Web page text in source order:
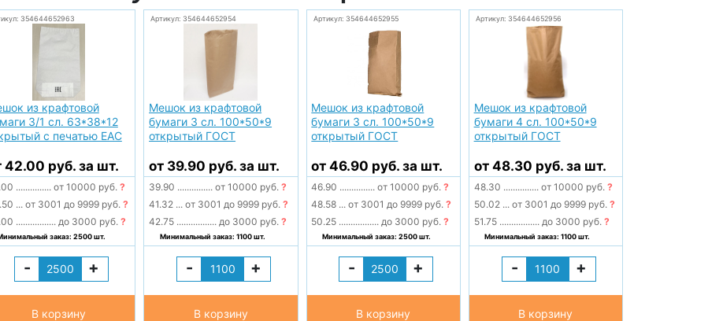
354644652963
из крафтовой
3/1 сл. 63*38*12
с печатью EAC
42.00 руб. за шт.
............... от 10000 руб. ?
... от 3001 до 9999 руб. ?
................. до 3000 руб. ?
заказ: 2500 шт.
- +
В корзину
Артикул: 354644652954
Мешок из крафтовой
бумаги 3 сл. 100*50*9
открытый ГОСТ
от 39.90 руб. за шт.
39.90 ............... от 10000 руб.?
41.32 ... от 3001 до 9999 руб.?
42.75 ................. до 3000 руб.?
Минимальный заказ: 1100 шт.
- +
В корзину
Артикул: 354644652955
Мешок из крафтовой
бумаги 3 сл. 100*50*9
открытый ГОСТ
от 46.90 руб. за шт.
46.90 ............... от 10000 руб.?
48.58 ... от 3001 до 9999 руб.?
50.25 ................. до 3000 руб.?
Минимальный заказ: 2500 шт.
- +
В корзину
Артикул: 354644652956
Мешок из крафтовой
бумаги 4 сл. 100*50*9
открытый ГОСТ
от 48.30 руб. за шт.
48.30 ............... от 10000 руб. ?
50.02 ... от 3001 до 9999 руб. ?
51.75 ................. до 3000 руб. ?
Минимальный заказ: 1100 шт.
- +
В корзину